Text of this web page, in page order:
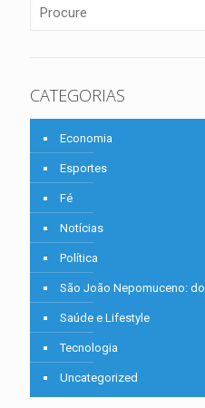
CATEGORIAS
Economia
Esportes
Fé
Notícias
Política
São João Nepomuceno:
Saúde e Lifestyle
Tecnologia
Uncategorized